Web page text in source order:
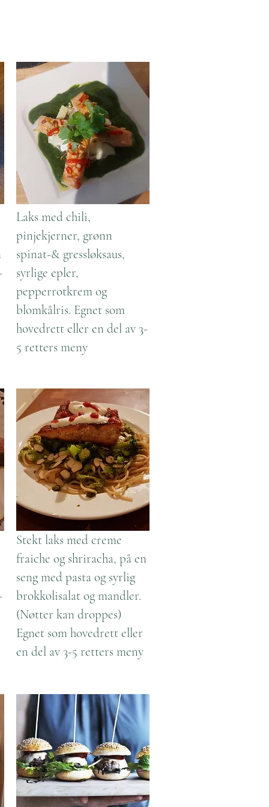
Laks med chili,
pinjekjerner, grønn
spinat-& gressløksaus,
syrlige epler,
pepperrotkrem og
blomkålris. Egnet som
hovedrett eller en del av 3-
5 retters meny
Stekt laks med creme
fraiche og shriracha, på en
seng med pasta og syrlig
brokkolisalat og mandler.
(Nøtter kan droppes)
Egnet som hovedrett eller
en del av 3-5 retters meny